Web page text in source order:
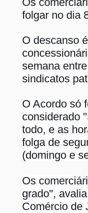
folgar no dia
O descanso
semana
sindicatos
O Acordo só
considerado
todo, e as
folga de
(domingo e
Os
grado",
Comércio de